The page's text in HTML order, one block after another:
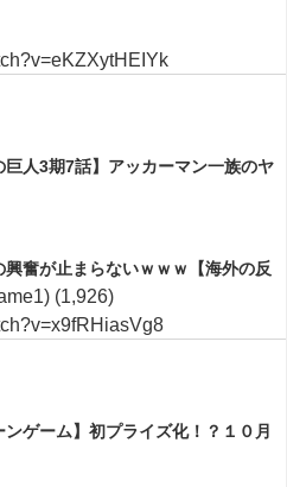
巨人3期7話】アッカーマン一族のヤ
奮が止まらないｗｗｗ【海外の反
(1,926)
ンゲーム】初プライズ化！？１０月